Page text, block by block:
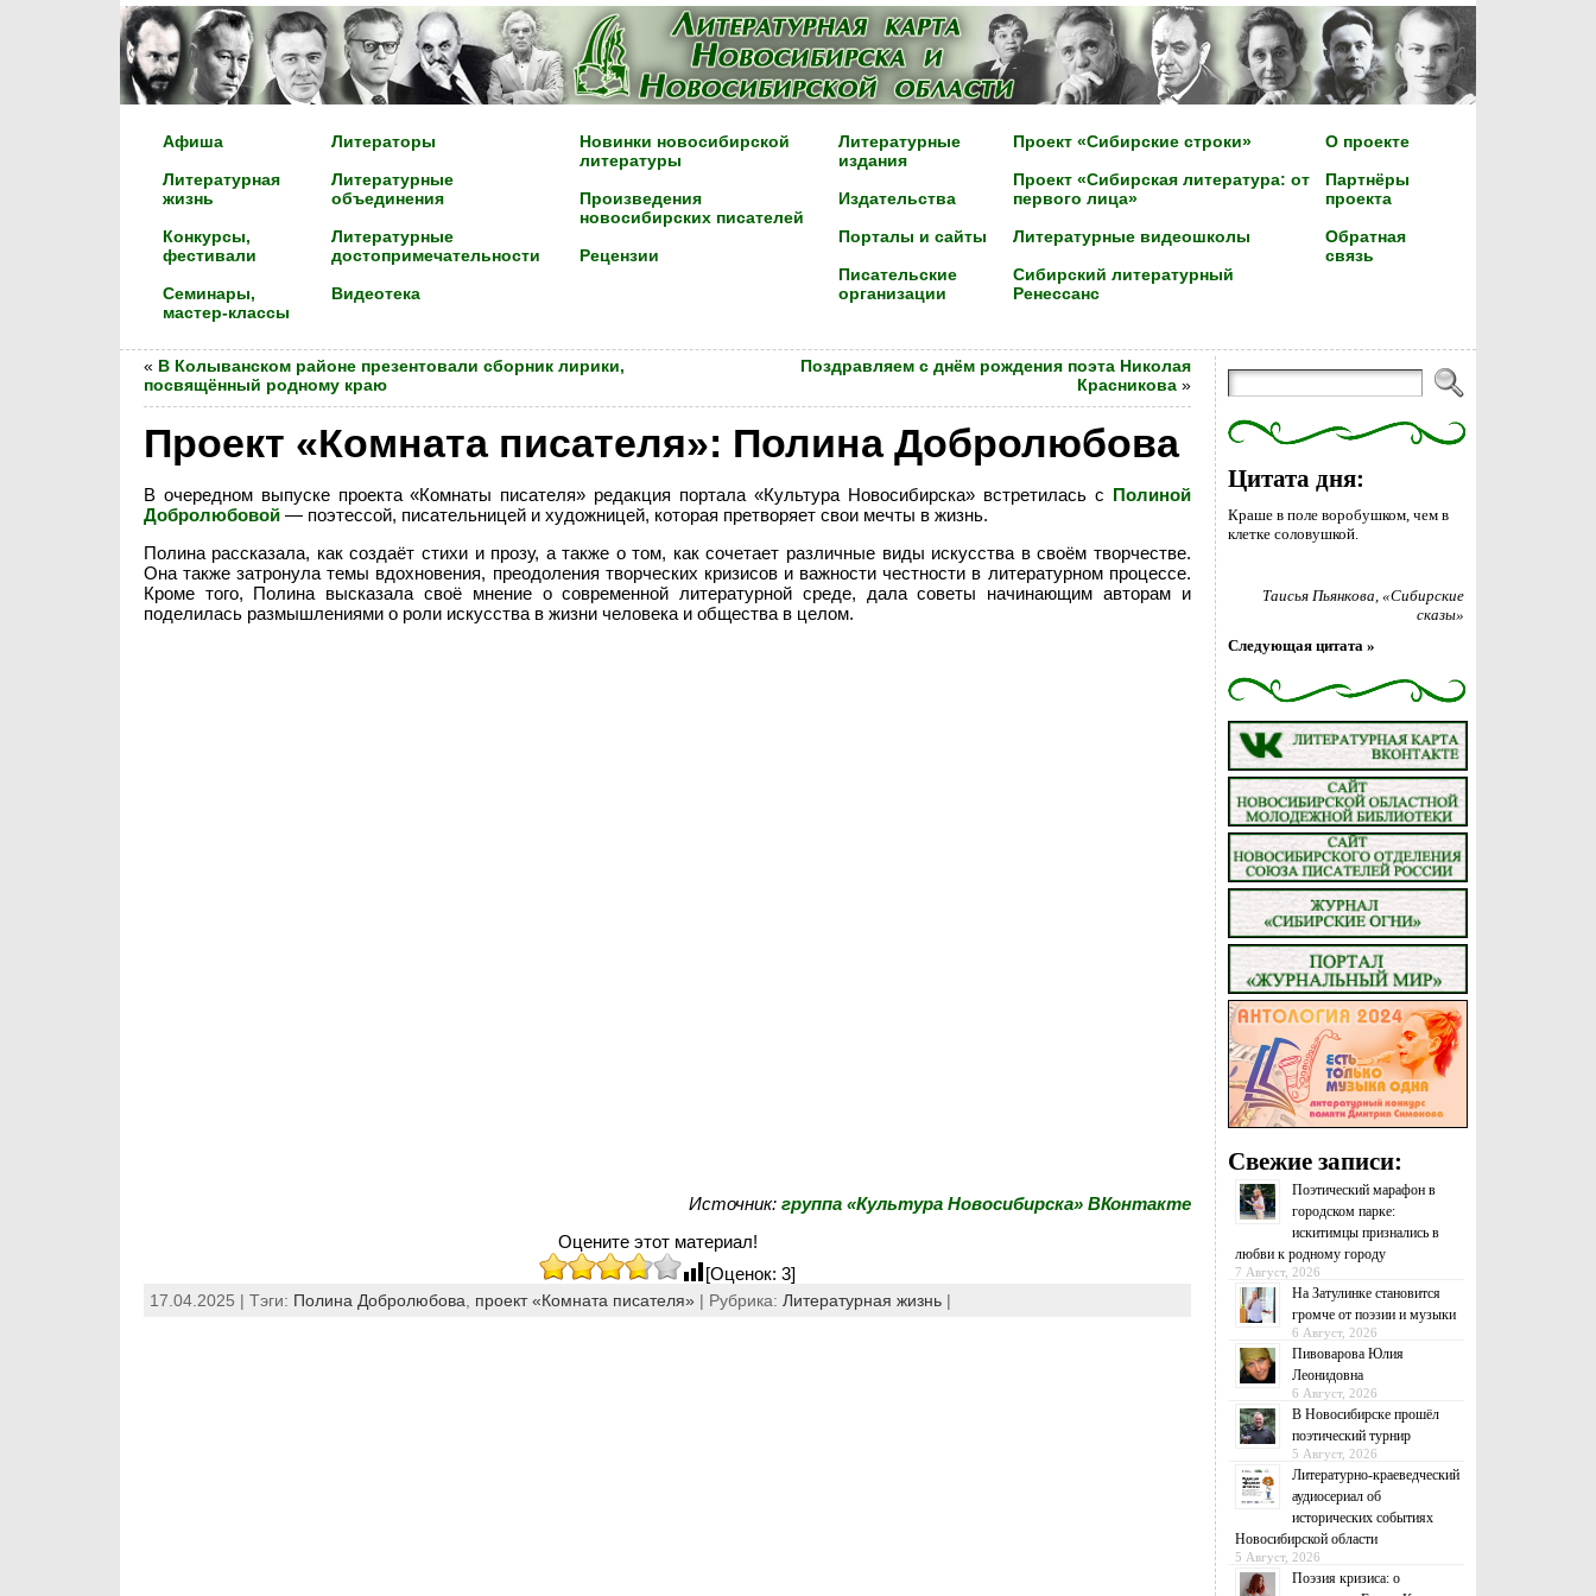
Афиша
Литературная
жизнь
Конкурсы,
фестивали
Семинары,
мастер-классы
Литераторы
Литературные
объединения
Литературные
достопримечательности
Видеотека
Новинки новосибирской
литературы
Произведения
новосибирских писателей
Рецензии
Литературные
издания
Издательства
Порталы и сайты
Писательские
организации
Проект «Сибирские строки»
Проект «Сибирская литература: от
первого лица»
Литературные видеошколы
Сибирский литературный
Ренессанс
О проекте
Партнёры
проекта
Обратная
связь
« В Колыванском районе презентовали сборник лирики,
посвящённый родному краю
Поздравляем с днём рождения поэта Николая
Красникова»
Проект «Комната писателя»: Полина Добролюбова
В очередном выпуске проекта «Комнаты писателя» редакция портала «Культура Новосибирска» встретилась с Полиной
Добролюбовой— поэтессой, писательницей и художницей, которая претворяет свои мечты в жизнь.
Полина рассказала, как создаёт стихи и прозу, а также о том, как сочетает различные виды искусства в своём творчестве.
Она также затронула темы вдохновения, преодоления творческих кризисов и важности честности в литературном процессе.
Кроме того, Полина высказала своё мнение о современной литературной среде, дала советы начинающим авторам и
поделилась размышлениями о роли искусства в жизни человека и общества в целом.
Источник: группа «Культура Новосибирска» ВКонтакте
Оцените этот материал!
[Оценок: 3]
17.04.2025 | Тэги: Полина Добролюбова проект «Комната писателя»| Рубрика: Литературная жизнь|
Цитата дня:
Краше в поле воробушком, чем в
клетке соловушкой.
Таисья Пьянкова, «Сибирские
сказы»
Следующая цитата »
Свежие записи:
Поэтический марафон в
городском парке:
искитимцы признались в
любви к родному городу
7 Август, 2026
На Затулинке становится
громче от поэзии и музыки
6 Август, 2026
Пивоварова Юлия
Леонидовна
6 Август, 2026
В Новосибирске прошёл
поэтический турнир
5 Август, 2026
Литературно-краеведческий
аудиосериал об
исторических событиях
Новосибирской области
5 Август, 2026
Поэзия кризиса: о